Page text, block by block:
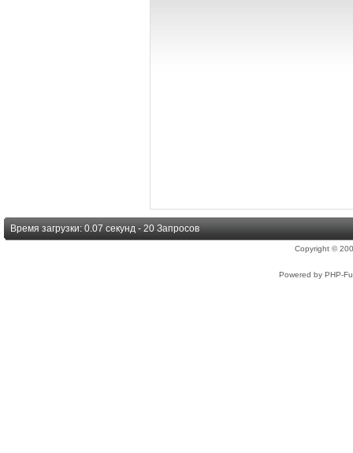
Время загрузки: 0.07 секунд - 20 Запросов
Copyright ©
Powered by PHP-